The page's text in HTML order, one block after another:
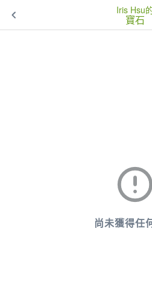
Iris Hsu
寶石
尚未獲得任